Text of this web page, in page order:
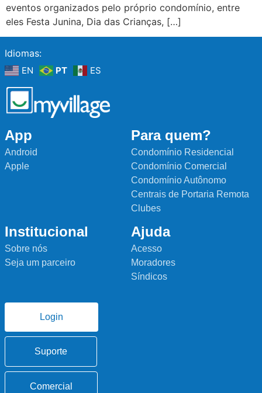
eventos organizados pelo próprio condomínio, entre
eles Festa Junina, Dia das Crianças, […]
Idiomas:
EN PT ES
App
Android
Apple
Para quem?
Condomínio Residencial
Condomínio Comercial
Condomínio Autônomo
Centrais de Portaria Remota
Clubes
Institucional
Sobre nós
Seja um parceiro
Ajuda
Acesso
Moradores
Síndicos
Login
Suporte
Comercial